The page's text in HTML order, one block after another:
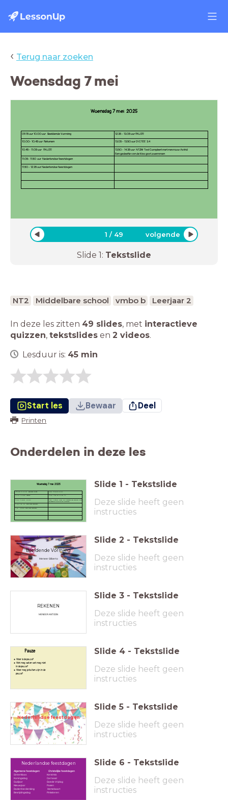
‹ Terug naar zoeken
Woensdag 7 mei
Woensdag 7 mei 2025
09.15 uur 10.00 uur Beeldende Vorming
12.35 - 13.05 uur PAUZE
10.00- 10.45 uur Rekenen
13.05 - 13.50 uur DICTEE 3.4
10.45 - 11.05 uur PAUZE
13.50 - 14.35 uur NT2M Taal Compleet met mevrouw Astrid
Een gedeelte van de klas gaat zwemmen
11.05- 11.50 uur Nederlandse feestdagen
11.50 - 12.35 uur Nederlandse feestdagen
1 / 49 volgende
Slide 1: Tekstslide
NT2 Middelbare school vmbo b Leerjaar 2
In deze les zitten 49 slides, met interactieve
quizzen, tekstslides en 2 videos.
Lesduur is: 45 min
Start les Bewaar Deel
Printen
Onderdelen in deze les
Woensdag 7 mei 2025
09.15 uur 10.00 uur Beeldende Vorming 12.35 - 13.05 uur PAUZE
10.00- 10.45 uur Rekenen 13.05 - 13.50 uur DICTEE 3.4
10.45 - 11.05 uur PAUZE
13.50 - 14.35 uur NT2M Taal Compleet met mevrouw Astrid
Een gedeelte van de klas gaat zwemmen
11.05- 11.50 uur Nederlandse feestdagen
11.50 - 12.35 uur Nederlandse feestdagen
Slide 1 - Tekstslide
Deze slide heeft geen
instructies
Beeldende Vorming
Meneer Gilberto
Slide 2 - Tekstslide
Deze slide heeft geen
instructies
REKENEN
MENEER ANTOON
Slide 3 - Tekstslide
Deze slide heeft geen
instructies
Pauze
Waar is de pauze?
Wat mag wel en wat mag niet
in de pauze?
Waar mag je buiten zijn in de
pauze?
Slide 4 - Tekstslide
Deze slide heeft geen
instructies
Nederlandse feestdagen
Slide 5 - Tekstslide
Deze slide heeft geen
instructies
Nederlandse feestdagen
Algemene feestdagen
Christelijke feestdagen
Sinterklaas Kerstmis
Koningsdag Carnaval
Oudjaar Goede Vrijdag
Nieuwjaar Pasen
Dodenherdenking Hemelvaart
Bevrijdingsdag Pinksteren
Slide 6 - Tekstslide
Deze slide heeft geen
instructies